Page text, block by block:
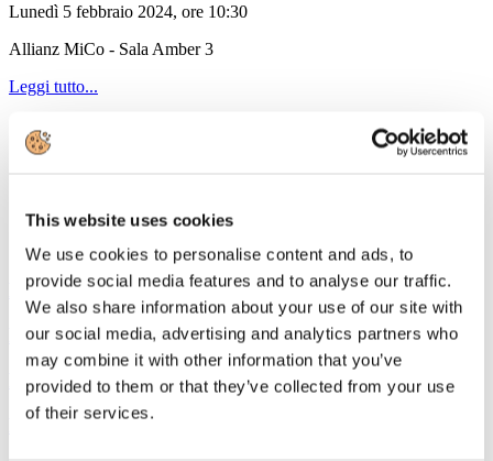
This website uses cookies
We use cookies to personalise content and ads, to
provide social media features and to analyse our traffic.
We also share information about your use of our site with
our social media, advertising and analytics partners who
may combine it with other information that you’ve
provided to them or that they’ve collected from your use
of their services.
Lunedì 5 febbraio 2024, ore 10:30
Allianz MiCo - Sala Amber 3
Leggi tutto...
Newsletter Fiscale e Societaria di Federturismo Confindustria
Sottocategorie
News 2024
News 2023
News 2022
News 2020